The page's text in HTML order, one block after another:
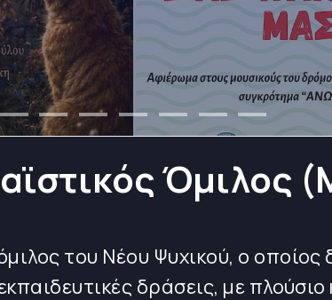
Όμιλος
του Νέου Ψυχικού, ο οποίος
δράσεις, με